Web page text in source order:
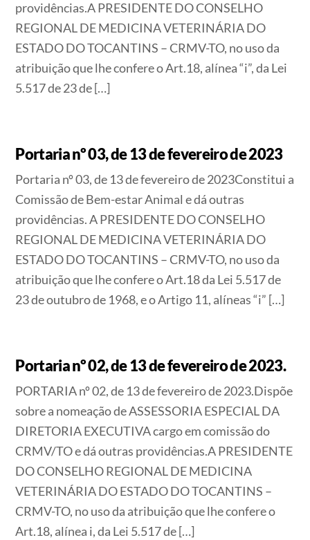
providências.A PRESIDENTE DO CONSELHO
REGIONAL DE MEDICINA VETERINÁRIA DO
ESTADO DO TOCANTINS – CRMV-TO, no uso da
atribuição que lhe confere o Art.18, alínea “i”, da Lei
5.517 de 23 de […]
Portaria nº 03, de 13 de fevereiro de 2023
Portaria nº 03, de 13 de fevereiro de 2023Constitui a
Comissão de Bem-estar Animal e dá outras
providências. A PRESIDENTE DO CONSELHO
REGIONAL DE MEDICINA VETERINÁRIA DO
ESTADO DO TOCANTINS – CRMV-TO, no uso da
atribuição que lhe confere o Art.18 da Lei 5.517 de
23 de outubro de 1968, e o Artigo 11, alíneas “i” […]
Portaria nº 02, de 13 de fevereiro de 2023.
PORTARIA nº 02, de 13 de fevereiro de 2023.Dispõe
sobre a nomeação de ASSESSORIA ESPECIAL DA
DIRETORIA EXECUTIVA cargo em comissão do
CRMV/TO e dá outras providências.A PRESIDENTE
DO CONSELHO REGIONAL DE MEDICINA
VETERINÁRIA DO ESTADO DO TOCANTINS –
CRMV-TO, no uso da atribuição que lhe confere o
Art.18, alínea i, da Lei 5.517 de […]